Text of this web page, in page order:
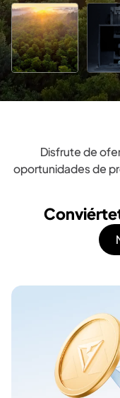
Disfrute de
oportunidades de